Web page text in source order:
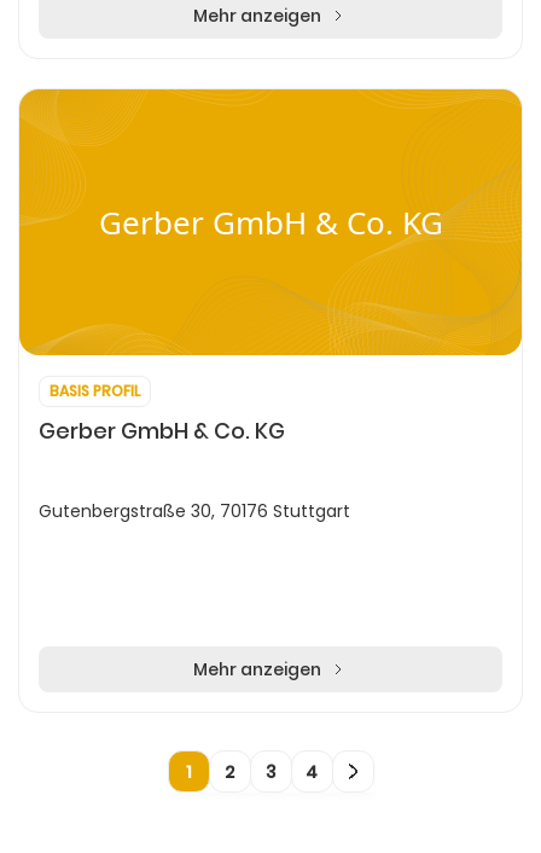
Mehr anzeigen
Gerber GmbH & Co. KG
BASIS PROFIL
Gerber GmbH & Co. KG
Gutenbergstraße 30, 70176 Stuttgart
Mehr anzeigen
1 2 3 4